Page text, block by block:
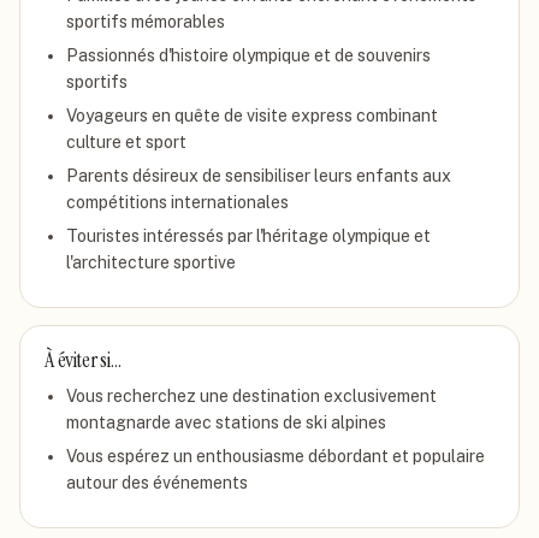
sportifs mémorables
Passionnés d'histoire olympique et de souvenirs
sportifs
Voyageurs en quête de visite express combinant
culture et sport
Parents désireux de sensibiliser leurs enfants aux
compétitions internationales
Touristes intéressés par l'héritage olympique et
l'architecture sportive
À éviter si…
Vous recherchez une destination exclusivement
montagnarde avec stations de ski alpines
Vous espérez un enthousiasme débordant et populaire
autour des événements